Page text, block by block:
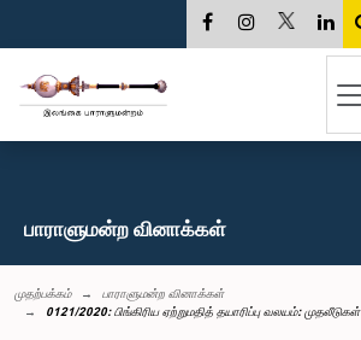
பாராளுமன்ற வினாக்கள்
முதற்பக்கம்
பாராளுமன்ற வினாக்கள்
0121/2020: பிங்கிரிய ஏற்றுமதித் தயாரிப்பு வலயம்: முதலீடுகள்